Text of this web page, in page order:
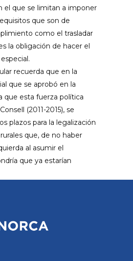
el que se limitan a imponer
que son de
como el trasladar
la obligación de hacer el
recuerda que en la
que se aprobó en la
que esta fuerza política
(2011-2015), se
plazos para la legalización
que, de no haber
al asumir el
que ya estarían